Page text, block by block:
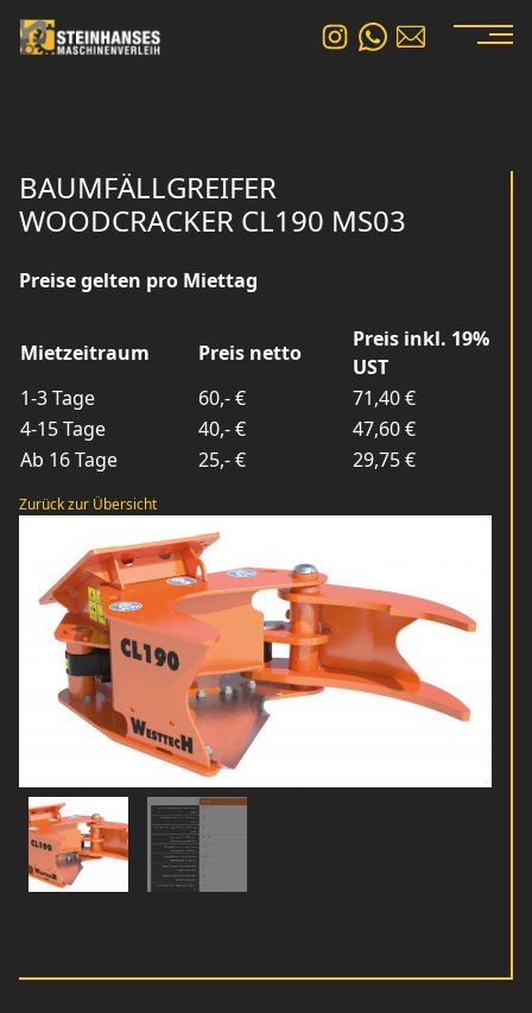
BAUMFÄLLGREIFER
WOODCRACKER CL190 MS03
Preise gelten pro Miettag
Mietzeitraum Preis netto
Preis inkl. 19%
UST
1-3 Tage
60,- €
71,40 €
4-15 Tage
40,- €
47,60 €
Ab 16 Tage
25,- € 29,75 €
Zurück zur Übersicht